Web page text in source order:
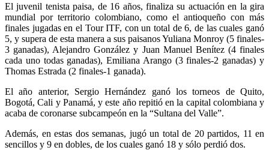
El juvenil tenista paisa, de 16 años, finaliza su actuación en la gira
mundial por territorio colombiano, como el antioqueño con más
finales jugadas en el Tour ITF, con un total de 6, de las cuales ganó
5, y supera de esta manera a sus paisanos Yuliana Monroy (5 finales-
3 ganadas), Alejandro González y Juan Manuel Benítez (4 finales
cada uno todas ganadas), Emiliana Arango (3 finales-2 ganadas) y
Thomas Estrada (2 finales-1 ganada).
El año anterior, Sergio Hernández ganó los torneos de Quito,
Bogotá, Cali y Panamá, y este año repitió en la capital colombiana y
acaba de coronarse subcampeón en la “Sultana del Valle”.
Además, en estas dos semanas, jugó un total de 20 partidos, 11 en
sencillos y 9 en dobles, de los cuales ganó 18 y sólo perdió dos.